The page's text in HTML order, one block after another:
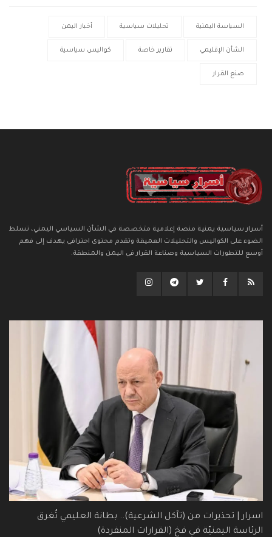
السياسة اليمنية تحليلات سياسية أخبار اليمن
الشأن الإقليمي تقارير خاصة كواليس سياسية
صنع القرار
أسرار سياسية يمنية منصة إعلامية متخصصة في الشأن السياسي اليمني، تسلط
الضوء على الكواليس والتحليلات العميقة وتقدم محتوى احترافي يهدف إلى فهم
أوسع للتطورات السياسية وصناعة القرار في اليمن والمنطقة.
اسرار | تحذيرات من (تآكل الشرعية).. بطانة العليمي تُغرق
الرئاسة اليمنيّة في فخ (القرارات المنفردة)